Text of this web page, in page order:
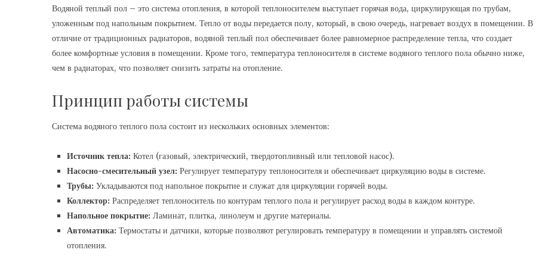
Водяной теплый пол – это система отопления, в которой теплоносителем выступает горячая вода, циркулирующая по трубам,
уложенным под напольным покрытием. Тепло от воды передается полу, который, в свою очередь, нагревает воздух в помещении. В
отличие от традиционных радиаторов, водяной теплый пол обеспечивает более равномерное распределение тепла, что создает
более комфортные условия в помещении. Кроме того, температура теплоносителя в системе водяного теплого пола обычно ниже,
чем в радиаторах, что позволяет снизить затраты на отопление.
Принцип работы системы
Система водяного теплого пола состоит из нескольких основных элементов:
Источник тепла: Котел (газовый, электрический, твердотопливный или тепловой насос).
Насосно-смесительный узел: Регулирует температуру теплоносителя и обеспечивает циркуляцию воды в системе.
Трубы: Укладываются под напольное покрытие и служат для циркуляции горячей воды.
Коллектор: Распределяет теплоноситель по контурам теплого пола и регулирует расход воды в каждом контуре.
Напольное покрытие: Ламинат, плитка, линолеум и другие материалы.
Автоматика: Термостаты и датчики, которые позволяют регулировать температуру в помещении и управлять системой
отопления.